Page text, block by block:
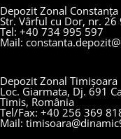
Depozit Zonal Constanța
Str. Vârful cu Dor, nr.
Tel: +40 734 995 597
Mail:
Depozit Zonal Timișoara
Loc. Giarmata, Dj. 691
Timis, România
Tel/Fax: +40 256 369
Mail: